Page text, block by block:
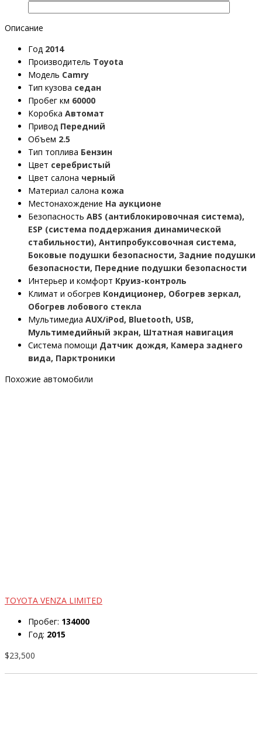
Описание
Год 2014
Производитель Toyota
Модель Camry
Тип кузова седан
Пробег км 60000
Коробка Автомат
Привод Передний
Объем 2.5
Тип топлива Бензин
Цвет серебристый
Цвет салона черный
Материал салона кожа
Местонахождение На аукционе
Безопасность ABS (антиблокировочная система),
ESP (система поддержания динамической
стабильности), Антипробуксовочная система,
Боковые подушки безопасности, Задние подушки
безопасности, Передние подушки безопасности
Интерьер и комфорт Круиз-контроль
Климат и обогрев Кондиционер, Обогрев зеркал,
Обогрев лобового стекла
Мультимедиа AUX/iPod, Bluetooth, USB,
Мультимедийный экран, Штатная навигация
Система помощи Датчик дождя, Камера заднего
вида, Парктроники
Похожие автомобили
TOYOTA VENZA LIMITED
Пробег: 134000
Год: 2015
$23,500